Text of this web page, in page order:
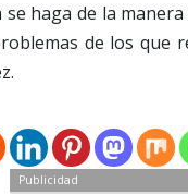
se haga de la
de los que
Publicidad